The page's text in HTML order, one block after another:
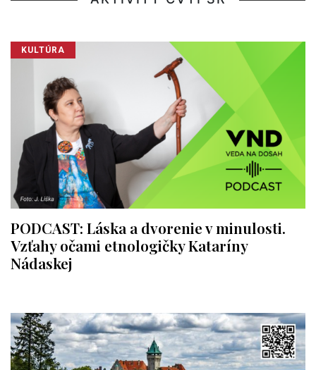
KULTÚRA
PODCAST: Láska a dvorenie v minulosti.
Vzťahy očami etnologičky Kataríny
Nádaskej